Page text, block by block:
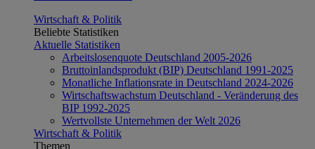
Wirtschaft & Politik
Beliebte Statistiken
Aktuelle Statistiken
Arbeitslosenquote Deutschland 2005-2026
Bruttoinlandsprodukt (BIP) Deutschland 1991-2025
Monatliche Inflationsrate in Deutschland 2024-2026
Wirtschaftswachstum Deutschland - Veränderung des
BIP 1992-2025
Wertvollste Unternehmen der Welt 2026
Wirtschaft & Politik
Themen